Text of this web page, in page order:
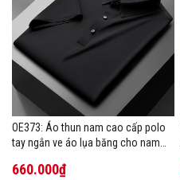
OE373: Áo thun nam cao cấp polo
tay ngắn ve áo lụa băng cho nam
660.000₫